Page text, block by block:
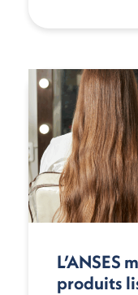
L’ANSES
produits